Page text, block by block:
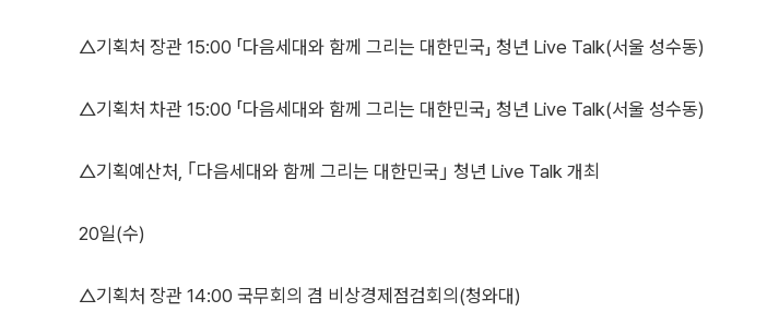
△기획처 장관 15:00 「다음세대와 함께 그리는 대한민국」 청년 Live Talk(서울 성수동)
△기획처 차관 15:00 「다음세대와 함께 그리는 대한민국」 청년 Live Talk(서울 성수동)
△기획예산처, ｢다음세대와 함께 그리는 대한민국｣ 청년 Live Talk 개최
20일(수)
△기획처 장관 14:00 국무회의 겸 비상경제점검회의(청와대)